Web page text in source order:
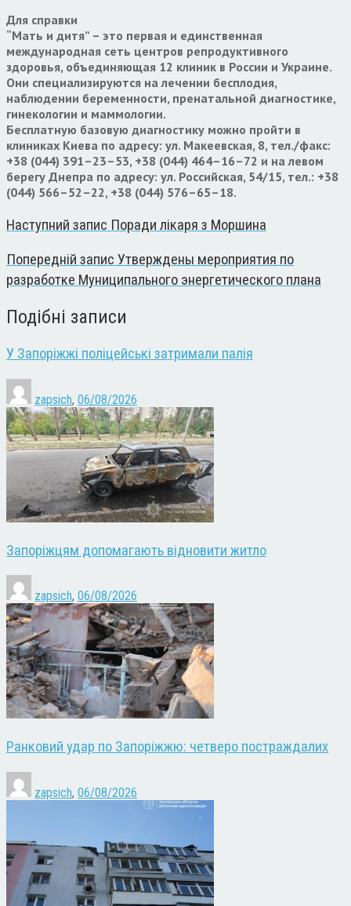
Для справки
“Мать и дитя” – это первая и единственная
международная сеть центров репродуктивного
здоровья, объединяющая 12 клиник в России и Украине.
Они специализируются на лечении бесплодия,
наблюдении беременности, пренатальной диагностике,
гинекологии и маммологии.
Бесплатную базовую диагностику можно пройти в
клиниках Киева по адресу: ул. Макеевская, 8, тел./факс:
+38 (044) 391–23–53, +38 (044) 464–16–72 и на левом
берегу Днепра по адресу: ул. Российская, 54/15, тел.: +38
(044) 566–52–22, +38 (044) 576–65–18.
Наступний запис Поради лікаря з Моршина
Попередній запис Утверждены мероприятия по
разработке Муниципального энергетического плана
Подібні записи
У Запоріжжі поліцейські затримали палія
zapsich, 06/08/2026
Запоріжцям допомагають відновити житло
zapsich, 06/08/2026
Ранковий удар по Запоріжжю: четверо постраждалих
zapsich, 06/08/2026